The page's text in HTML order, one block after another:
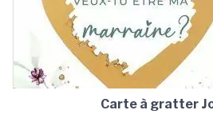
Carte à gratter